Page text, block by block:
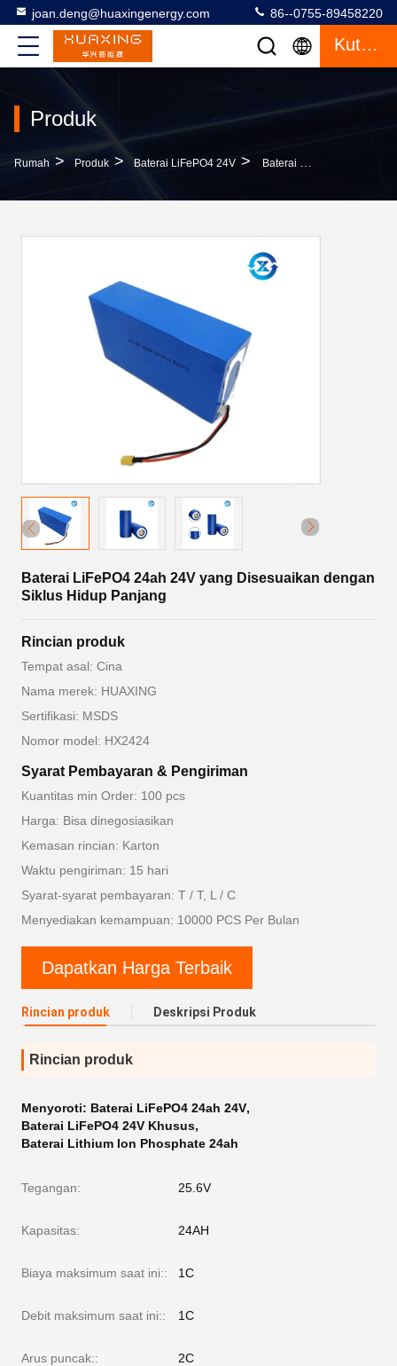
joan.deng@huaxingenergy.com 86--0755-89458220
Kutipan
Produk
Rumah > Produk > Baterai LiFePO4 24V > Baterai LiFePO4 24ah 24V Yang Disesuaikan Dengan Siklus Hidup Panjang
Baterai LiFePO4 24ah 24V yang Disesuaikan dengan
Siklus Hidup Panjang
Rincian produk
Tempat asal: Cina
Nama merek: HUAXING
Sertifikasi: MSDS
Nomor model: HX2424
Syarat Pembayaran & Pengiriman
Kuantitas min Order: 100 pcs
Harga: Bisa dinegosiasikan
Kemasan rincian: Karton
Waktu pengiriman: 15 hari
Syarat-syarat pembayaran: T / T, L / C
Menyediakan kemampuan: 10000 PCS Per Bulan
Dapatkan Harga Terbaik
Rincian produk Deskripsi Produk
Rincian produk
Menyoroti: Baterai LiFePO4 24ah 24V,
Baterai LiFePO4 24V Khusus,
Baterai Lithium Ion Phosphate 24ah
Tegangan: 25.6V
Kapasitas: 24AH
Biaya maksimum saat ini:: 1C
Debit maksimum saat ini:: 1C
Arus puncak:: 2C